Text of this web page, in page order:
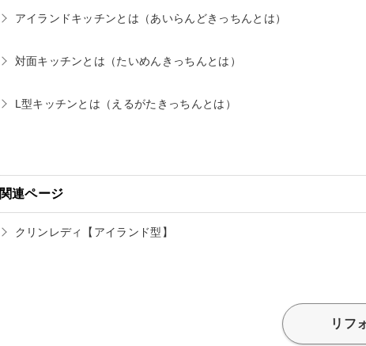
アイランドキッチンとは （あいらんどきっちんとは）
対面キッチンとは （たいめんきっちんとは）
L型キッチンとは （えるがたきっちんとは）
関連ページ
クリンレディ【アイランド型】
リフ